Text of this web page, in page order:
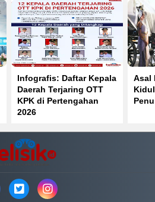
Infografis: Daftar Kepala
Daerah Terjaring OTT
KPK di Pertengahan
2026
Asal